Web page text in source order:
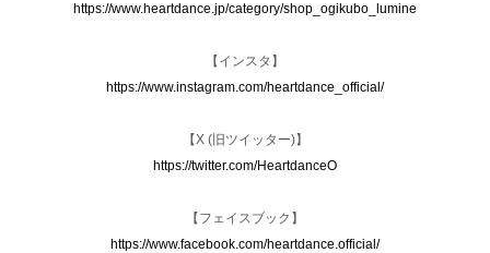
https://www.heartdance.jp/category/shop_ogikubo_lumine
【インスタ】
https://www.instagram.com/heartdance_official/
【X (旧ツイッター)】
https://twitter.com/HeartdanceO
【フェイスブック】
https://www.facebook.com/heartdance.official/